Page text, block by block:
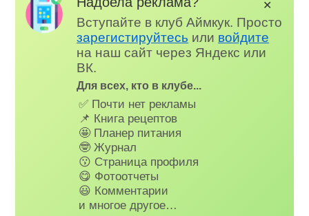
Вступайте в клуб Аймкук. Просто
зарегистируйтесь или войдите
на наш сайт через Яндекс или
ВК.
Для всех, кто в клубе...
✅ Почти нет рекламы
📌 Книга рецептов
🤩 Планер питания
🤓 Журнал
😗 Страница профиля
😋 Фотоотчеты
😃 Комментарии
и многое другое…
✕